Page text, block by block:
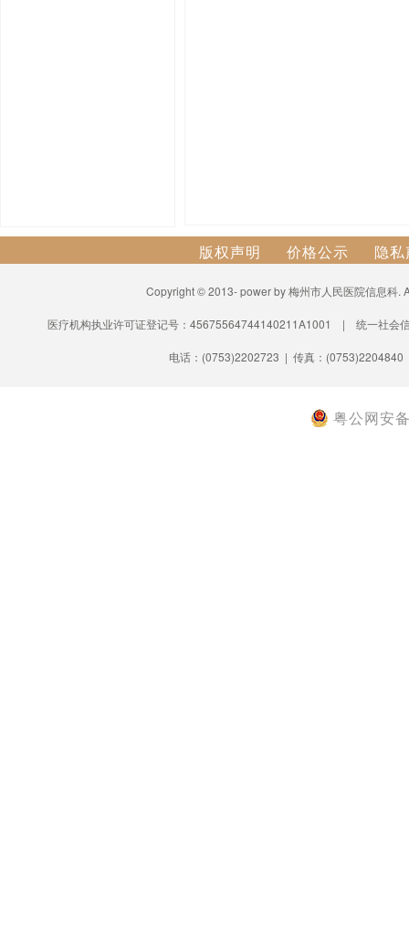
版权声明 价格公示 隐
Copyright © 2013- power by 梅州市人民医院信息科
医疗机构执业许可证登记号：45675564744140211A1001 | 统一社会
电话：(0753)2202723 | 传真：
粤公网安